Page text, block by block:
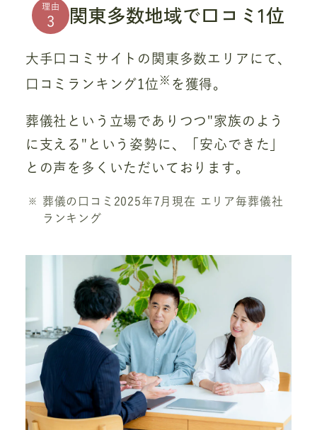
理由
3 関東多数地域で口コミ1位
大手口コミサイトの関東多数エリアにて、
口コミランキング1位 ※ を獲得。
葬儀社という立場でありつつ"家族のよう
に支える"という姿勢に、「安心できた」
との声を多くいただいております。
葬儀の口コミ2025年7月現在 エリア毎葬儀社
ランキング